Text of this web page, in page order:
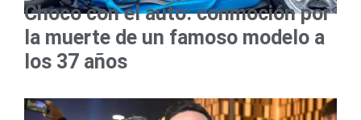
Chocó con el auto: conmoción por
la muerte de un famoso modelo a
los 37 años